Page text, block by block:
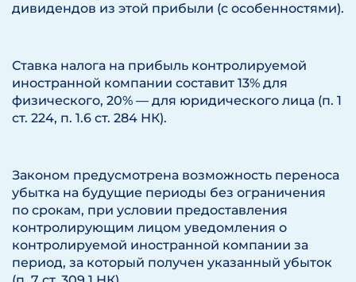
дивидендов из этой прибыли (с особенностями).
Ставка налога на прибыль контролируемой
иностранной компании составит 13% для
физического, 20% — для юридического лица (п. 1
ст. 224, п. 1.6 ст. 284 НК).
Законом предусмотрена возможность переноса
убытка на будущие периоды без ограничения
по срокам, при условии предоставления
контролирующим лицом уведомления о
контролируемой иностранной компании за
период, за который получен указанный убыток